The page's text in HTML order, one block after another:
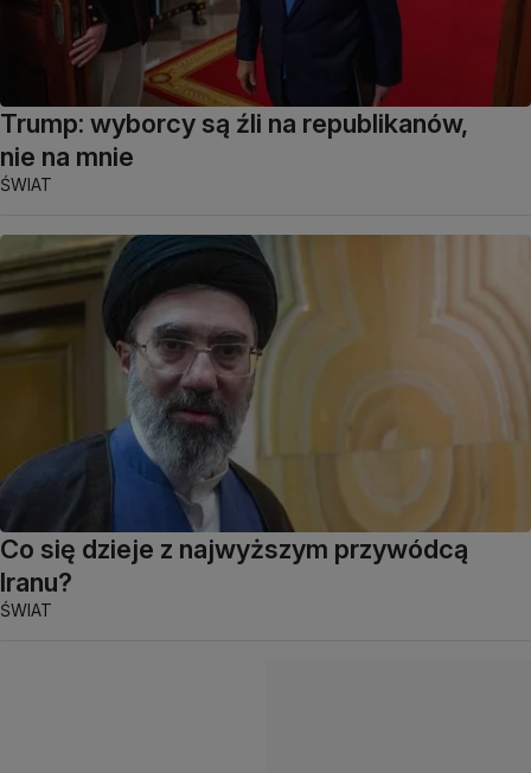
Trump: wyborcy są źli na republikanów,
nie na mnie
ŚWIAT
Co się dzieje z najwyższym przywódcą
Iranu?
ŚWIAT